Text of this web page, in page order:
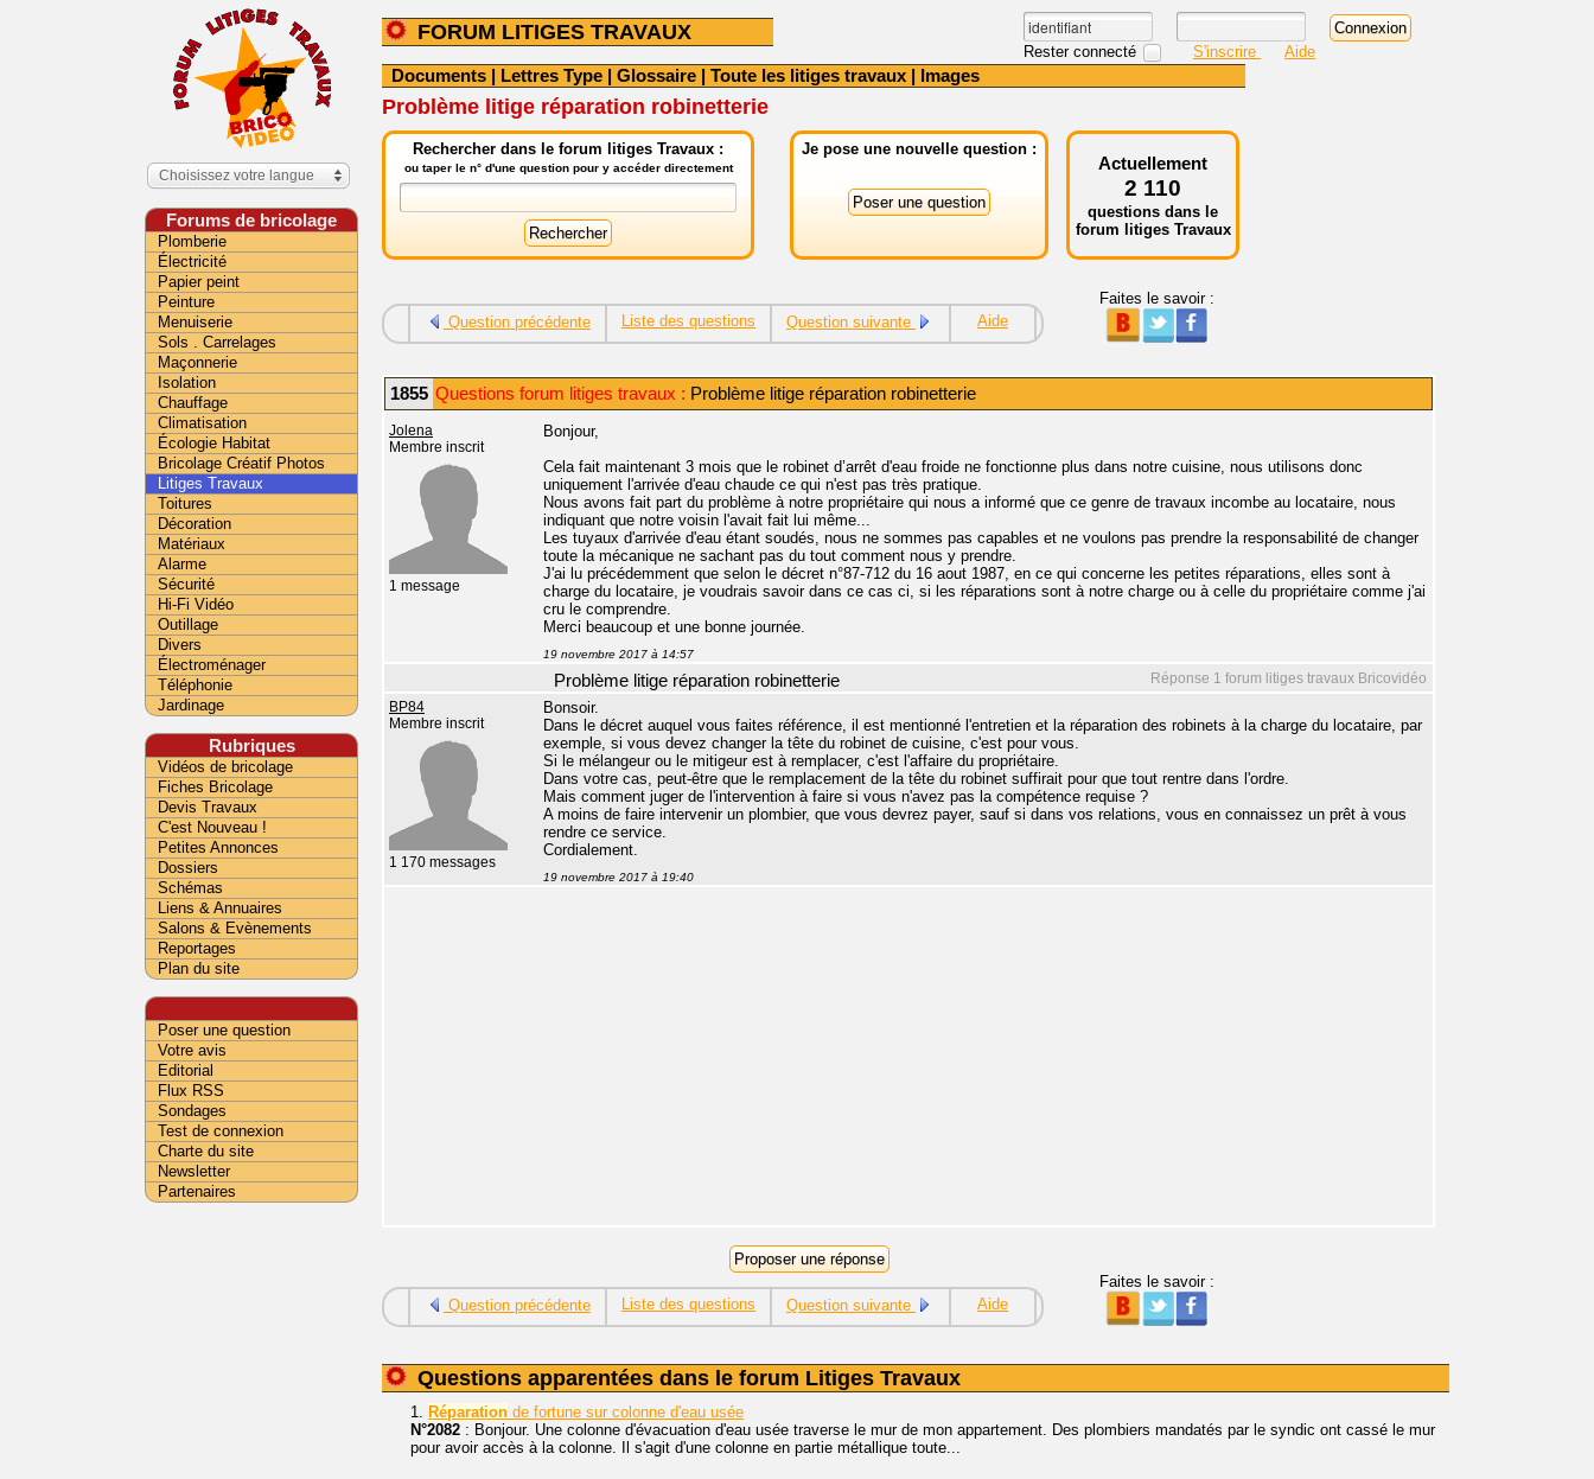
FORUM LITIGES TRAVAUX
Rester connecté S'inscrire Aide
Documents | Lettres Type | Glossaire | Toute les litiges travaux | Images
Problème litige réparation robinetterie
Rechercher dans le forum litiges Travaux :
ou taper le n° d'une question pour y accéder directement
Je pose une nouvelle question :
Actuellement
2 110
questions dans le
forum litiges Travaux
Question précédente Liste des questions Question suivante Aide
Faites le savoir :
1855 Questions forum litiges travaux : Problème litige réparation robinetterie
Jolena
Membre inscrit
1 message
Bonjour,
Cela fait maintenant 3 mois que le robinet d’arrêt d'eau froide ne fonctionne plus dans notre cuisine, nous utilisons donc
uniquement l'arrivée d'eau chaude ce qui n'est pas très pratique.
Nous avons fait part du problème à notre propriétaire qui nous a informé que ce genre de travaux incombe au locataire, nous
indiquant que notre voisin l'avait fait lui même...
Les tuyaux d'arrivée d'eau étant soudés, nous ne sommes pas capables et ne voulons pas prendre la responsabilité de changer
toute la mécanique ne sachant pas du tout comment nous y prendre.
J'ai lu précédemment que selon le décret n°87-712 du 16 aout 1987, en ce qui concerne les petites réparations, elles sont à
charge du locataire, je voudrais savoir dans ce cas ci, si les réparations sont à notre charge ou à celle du propriétaire comme j'ai
cru le comprendre.
Merci beaucoup et une bonne journée.
19 novembre 2017 à 14:57
Réponse 1 forum litiges travaux Bricovidéo
Problème litige réparation robinetterie
BP84
Membre inscrit
1 170 messages
Bonsoir.
Dans le décret auquel vous faites référence, il est mentionné l'entretien et la réparation des robinets à la charge du locataire, par
exemple, si vous devez changer la tête du robinet de cuisine, c'est pour vous.
Si le mélangeur ou le mitigeur est à remplacer, c'est l'affaire du propriétaire.
Dans votre cas, peut-être que le remplacement de la tête du robinet suffirait pour que tout rentre dans l'ordre.
Mais comment juger de l'intervention à faire si vous n'avez pas la compétence requise ?
A moins de faire intervenir un plombier, que vous devrez payer, sauf si dans vos relations, vous en connaissez un prêt à vous
rendre ce service.
Cordialement.
19 novembre 2017 à 19:40
Question précédente Liste des questions Question suivante Aide
Faites le savoir :
Questions apparentées dans le forum Litiges Travaux
1. Réparation de fortune sur colonne d'eau usée
N°2082 : Bonjour. Une colonne d'évacuation d'eau usée traverse le mur de mon appartement. Des plombiers mandatés par le syndic ont cassé le mur
pour avoir accès à la colonne. Il s'agit d'une colonne en partie métallique toute...
Choisissez votre langue
Forums de bricolage
Plomberie
Électricité
Papier peint
Peinture
Menuiserie
Sols . Carrelages
Maçonnerie
Isolation
Chauffage
Climatisation
Écologie Habitat
Bricolage Créatif Photos
Litiges Travaux
Toitures
Décoration
Matériaux
Alarme
Sécurité
Hi-Fi Vidéo
Outillage
Divers
Électroménager
Téléphonie
Jardinage
Rubriques
Vidéos de bricolage
Fiches Bricolage
Devis Travaux
C'est Nouveau !
Petites Annonces
Dossiers
Schémas
Liens & Annuaires
Salons & Evènements
Reportages
Plan du site
Poser une question
Votre avis
Editorial
Flux RSS
Sondages
Test de connexion
Charte du site
Newsletter
Partenaires